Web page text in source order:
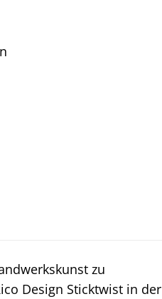
zu
Design Sticktwist in der